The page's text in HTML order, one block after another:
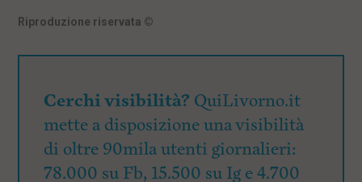
Riproduzione riservata ©
Cerchi visibilità? QuiLivorno.it
mette a disposizione una visibilità
di oltre 90mila utenti giornalieri:
78.000 su Fb, 15.500 su Ig e 4.700